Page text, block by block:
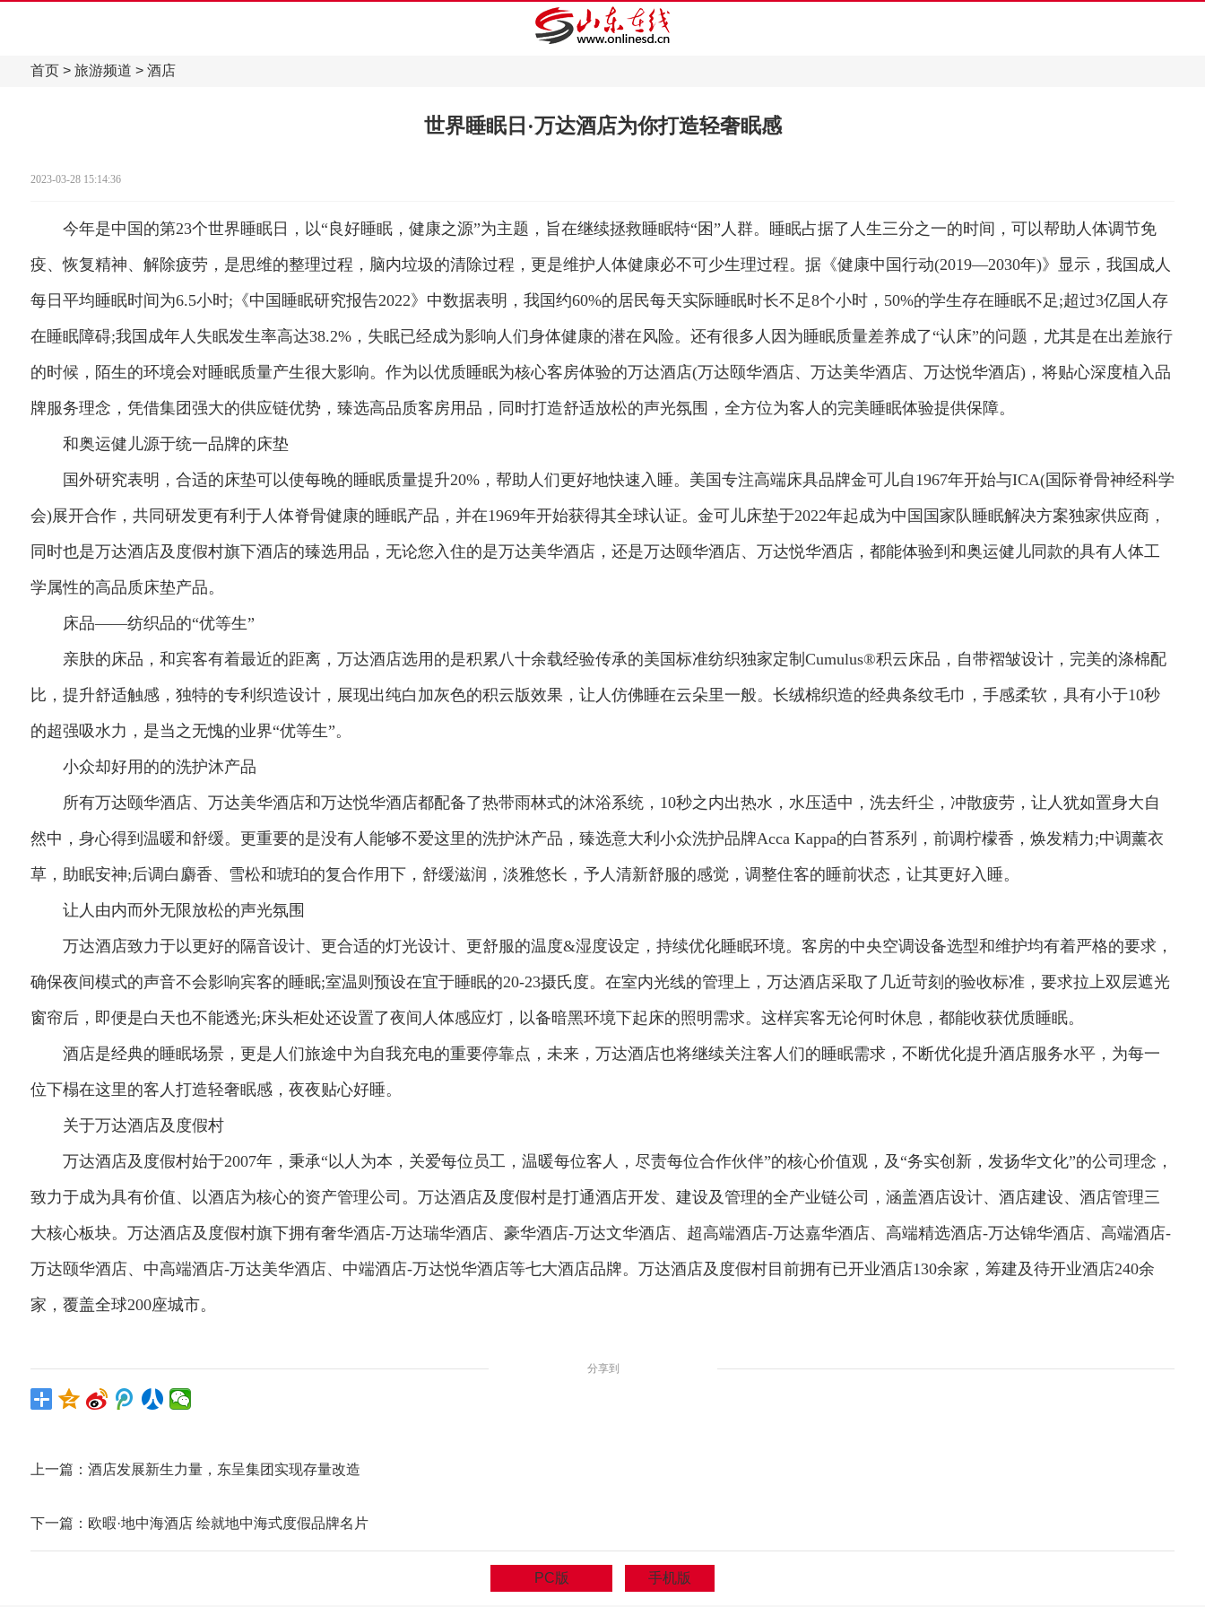
首页 > 旅游频道 > 酒店
世界睡眠日·万达酒店为你打造轻奢眠感
2023-03-28 15:14:36
今年是中国的第23个世界睡眠日，以“良好睡眠，健康之源”为主题，旨在继续拯救睡眠特“困”人群。睡眠占据了人生三分之一的时间，可以帮助人体调节免
疫、恢复精神、解除疲劳，是思维的整理过程，脑内垃圾的清除过程，更是维护人体健康必不可少生理过程。据《健康中国行动(2019—2030年)》显示，我国成人
每日平均睡眠时间为6.5小时;《中国睡眠研究报告2022》中数据表明，我国约60%的居民每天实际睡眠时长不足8个小时，50%的学生存在睡眠不足;超过3亿国人存
在睡眠障碍;我国成年人失眠发生率高达38.2%，失眠已经成为影响人们身体健康的潜在风险。还有很多人因为睡眠质量差养成了“认床”的问题，尤其是在出差旅行
的时候，陌生的环境会对睡眠质量产生很大影响。作为以优质睡眠为核心客房体验的万达酒店(万达颐华酒店、万达美华酒店、万达悦华酒店)，将贴心深度植入品
牌服务理念，凭借集团强大的供应链优势，臻选高品质客房用品，同时打造舒适放松的声光氛围，全方位为客人的完美睡眠体验提供保障。
和奥运健儿源于统一品牌的床垫
国外研究表明，合适的床垫可以使每晚的睡眠质量提升20%，帮助人们更好地快速入睡。美国专注高端床具品牌金可儿自1967年开始与ICA(国际脊骨神经科学
会)展开合作，共同研发更有利于人体脊骨健康的睡眠产品，并在1969年开始获得其全球认证。金可儿床垫于2022年起成为中国国家队睡眠解决方案独家供应商，
同时也是万达酒店及度假村旗下酒店的臻选用品，无论您入住的是万达美华酒店，还是万达颐华酒店、万达悦华酒店，都能体验到和奥运健儿同款的具有人体工
学属性的高品质床垫产品。
床品——纺织品的“优等生”
亲肤的床品，和宾客有着最近的距离，万达酒店选用的是积累八十余载经验传承的美国标准纺织独家定制Cumulus®积云床品，自带褶皱设计，完美的涤棉配
比，提升舒适触感，独特的专利织造设计，展现出纯白加灰色的积云版效果，让人仿佛睡在云朵里一般。长绒棉织造的经典条纹毛巾，手感柔软，具有小于10秒
的超强吸水力，是当之无愧的业界“优等生”。
小众却好用的的洗护沐产品
所有万达颐华酒店、万达美华酒店和万达悦华酒店都配备了热带雨林式的沐浴系统，10秒之内出热水，水压适中，洗去纤尘，冲散疲劳，让人犹如置身大自
然中，身心得到温暖和舒缓。更重要的是没有人能够不爱这里的洗护沐产品，臻选意大利小众洗护品牌Acca Kappa的白苔系列，前调柠檬香，焕发精力;中调薰衣
草，助眠安神;后调白麝香、雪松和琥珀的复合作用下，舒缓滋润，淡雅悠长，予人清新舒服的感觉，调整住客的睡前状态，让其更好入睡。
让人由内而外无限放松的声光氛围
万达酒店致力于以更好的隔音设计、更合适的灯光设计、更舒服的温度&湿度设定，持续优化睡眠环境。客房的中央空调设备选型和维护均有着严格的要求，
确保夜间模式的声音不会影响宾客的睡眠;室温则预设在宜于睡眠的20-23摄氏度。在室内光线的管理上，万达酒店采取了几近苛刻的验收标准，要求拉上双层遮光
窗帘后，即便是白天也不能透光;床头柜处还设置了夜间人体感应灯，以备暗黑环境下起床的照明需求。这样宾客无论何时休息，都能收获优质睡眠。
酒店是经典的睡眠场景，更是人们旅途中为自我充电的重要停靠点，未来，万达酒店也将继续关注客人们的睡眠需求，不断优化提升酒店服务水平，为每一
位下榻在这里的客人打造轻奢眠感，夜夜贴心好睡。
关于万达酒店及度假村
万达酒店及度假村始于2007年，秉承“以人为本，关爱每位员工，温暖每位客人，尽责每位合作伙伴”的核心价值观，及“务实创新，发扬华文化”的公司理念，
致力于成为具有价值、以酒店为核心的资产管理公司。万达酒店及度假村是打通酒店开发、建设及管理的全产业链公司，涵盖酒店设计、酒店建设、酒店管理三
大核心板块。万达酒店及度假村旗下拥有奢华酒店-万达瑞华酒店、豪华酒店-万达文华酒店、超高端酒店-万达嘉华酒店、高端精选酒店-万达锦华酒店、高端酒店-
万达颐华酒店、中高端酒店-万达美华酒店、中端酒店-万达悦华酒店等七大酒店品牌。万达酒店及度假村目前拥有已开业酒店130余家，筹建及待开业酒店240余
家，覆盖全球200座城市。
分享到
上一篇： 酒店发展新生力量，东呈集团实现存量改造
下一篇： 欧暇·地中海酒店 绘就地中海式度假品牌名片
PC版 手机版